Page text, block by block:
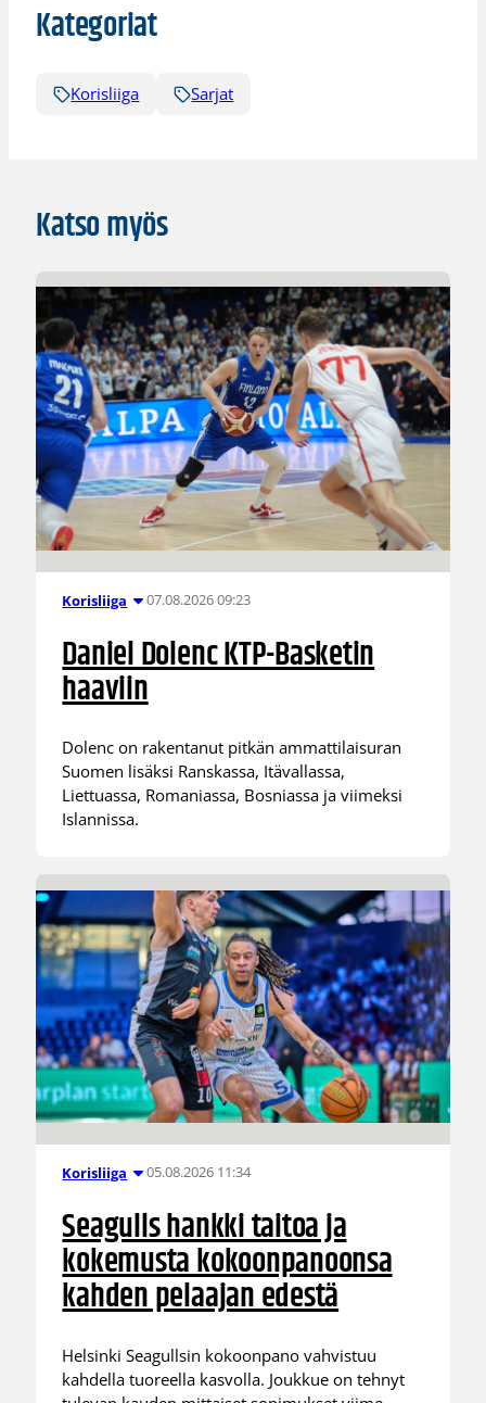
Kategoriat
Korisliiga Sarjat
Katso myös
Korisliiga 07.08.2026 09:23
Daniel Dolenc KTP-Basketin
haaviin
Dolenc on rakentanut pitkän ammattilaisuran
Suomen lisäksi Ranskassa, Itävallassa,
Liettuassa, Romaniassa, Bosniassa ja viimeksi
Islannissa.
Korisliiga 05.08.2026 11:34
Seagulls hankki taitoa ja
kokemusta kokoonpanoonsa
kahden pelaajan edestä
Helsinki Seagullsin kokoonpano vahvistuu
kahdella tuoreella kasvolla. Joukkue on tehnyt